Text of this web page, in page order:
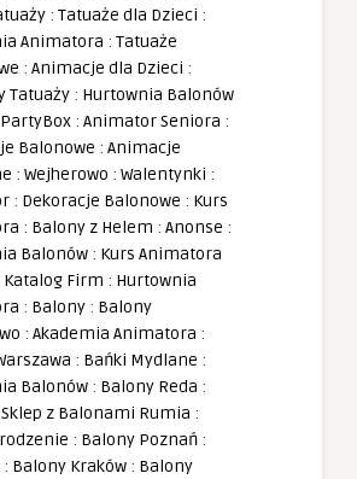
: Tatuaże dla Dzieci :
Animatora : Tatuaże
: Animacje dla Dzieci :
Tatuaży : Hurtownia Balonów
PartyBox : Animator Seniora :
Balonowe : Animacje
: Wejherowo : Walentynki :
: Dekoracje Balonowe : Kurs
: Balony z Helem : Anonse :
Balonów : Kurs Animatora
Katalog Firm : Hurtownia
: Balony : Balony
: Akademia Animatora :
: Bańki Mydlane :
Balonów : Balony Reda :
Sklep z Balonami Rumia :
: Balony Poznań :
: Balony Kraków : Balony